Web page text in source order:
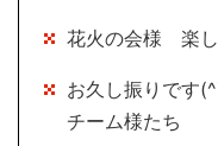
花火の会様 楽
お久し振りです
チーム様たち